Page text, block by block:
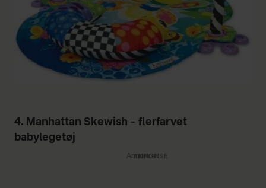
4. Manhattan Skewish – flerfarvet
babylegetøj
Annonce